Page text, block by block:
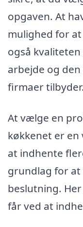
opgaven. At
mulighed for
også
arbejde og
firmaer tilbyder.
At vælge en
køkkenet er
at indhente
grundlag for
beslutning.
får ved at